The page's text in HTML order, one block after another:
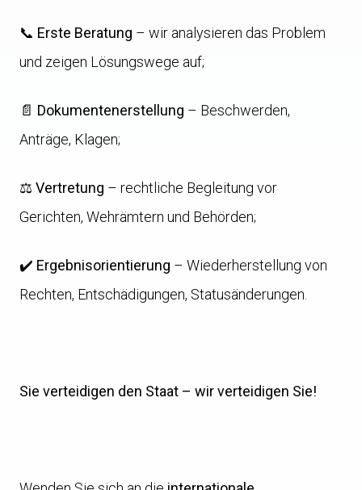
📞 Erste Beratung – wir analysieren das Problem
und zeigen Lösungswege auf;
📄 Dokumentenerstellung – Beschwerden,
Anträge, Klagen;
⚖️ Vertretung – rechtliche Begleitung vor
Gerichten, Wehrämtern und Behörden;
✔️ Ergebnisorientierung – Wiederherstellung von
Rechten, Entschädigungen, Statusänderungen.
Sie verteidigen den Staat – wir verteidigen Sie!